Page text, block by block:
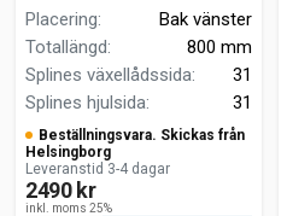
Placering:
Bak vänster
Totallängd:
800 mm
Splines växellådssida:
31
Splines hjulsida: 31
Beställningsvara. Skickas från
Helsingborg
Leveranstid 3-4 dagar
2490 kr
inkl. moms 25%